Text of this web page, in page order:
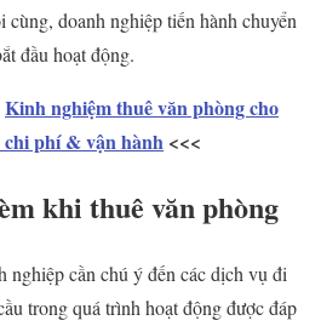
cùng, doanh nghiệp tiến hành chuyển
đầu hoạt động.
Kinh nghiệm thuê văn phòng cho
phí & vận hành <<<
khi thuê văn phòng
nghiệp cần chú ý đến các dịch vụ đi
trong quá trình hoạt động được đáp